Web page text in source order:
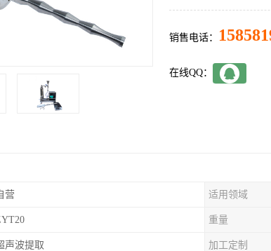
销售电话：
在线QQ：
营 适用领域
重量
声波提取 加工定制